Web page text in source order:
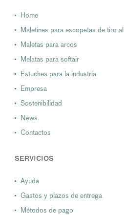
Home
Maletines para escopetas de tiro
Maletas para arcos
Melatas para softair
Estuches para la industria
Empresa
Sostenibilidad
News
Contactos
SERVICIOS
Ayuda
Gastos y plazos de entrega
Métodos de pago